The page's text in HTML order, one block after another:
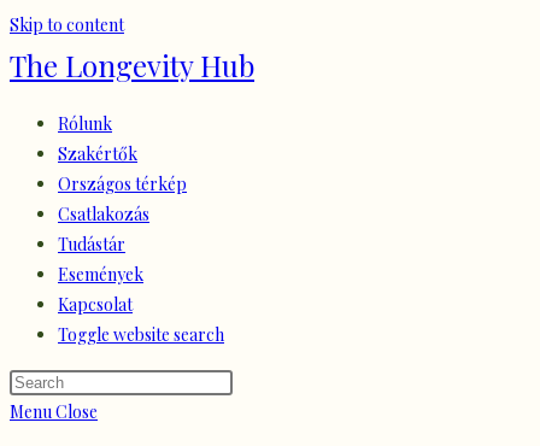
Skip to content
The Longevity Hub
Rólunk
Szakértők
Országos térkép
Csatlakozás
Tudástár
Események
Kapcsolat
Toggle website search
MenuClose